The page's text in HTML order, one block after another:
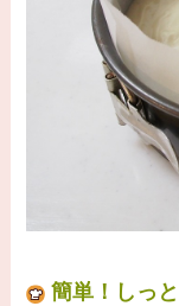
簡単！しっ